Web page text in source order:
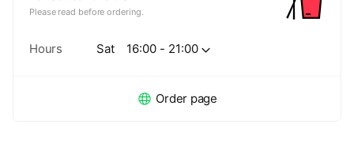
Please read before ordering.
Hours Sat 16:00 - 21:00
Order page